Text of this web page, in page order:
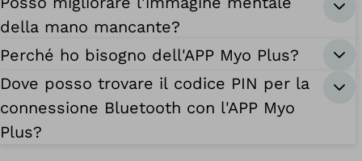
della mano mancante?
Perché ho bisogno dell'APP Myo Plus?
Dove posso trovare il codice PIN per la
connessione Bluetooth con l'APP Myo
Plus?